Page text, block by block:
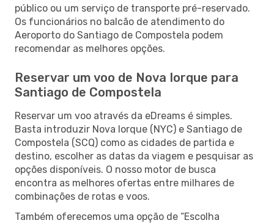
público ou um serviço de transporte pré-reservado.
Os funcionários no balcão de atendimento do
Aeroporto do Santiago de Compostela podem
recomendar as melhores opções.
Reservar um voo de Nova Iorque para
Santiago de Compostela
Reservar um voo através da eDreams é simples.
Basta introduzir Nova Iorque (NYC) e Santiago de
Compostela (SCQ) como as cidades de partida e
destino, escolher as datas da viagem e pesquisar as
opções disponíveis. O nosso motor de busca
encontra as melhores ofertas entre milhares de
combinações de rotas e voos.
Também oferecemos uma opção de “Escolha